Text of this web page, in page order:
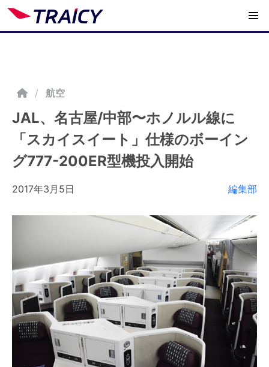
/ 航空
JAL、名古屋/中部〜ホノルル線に
「スカイスイート」仕様のボーイン
グ777-200ER型機投入開始
2017年3月5日 編集部